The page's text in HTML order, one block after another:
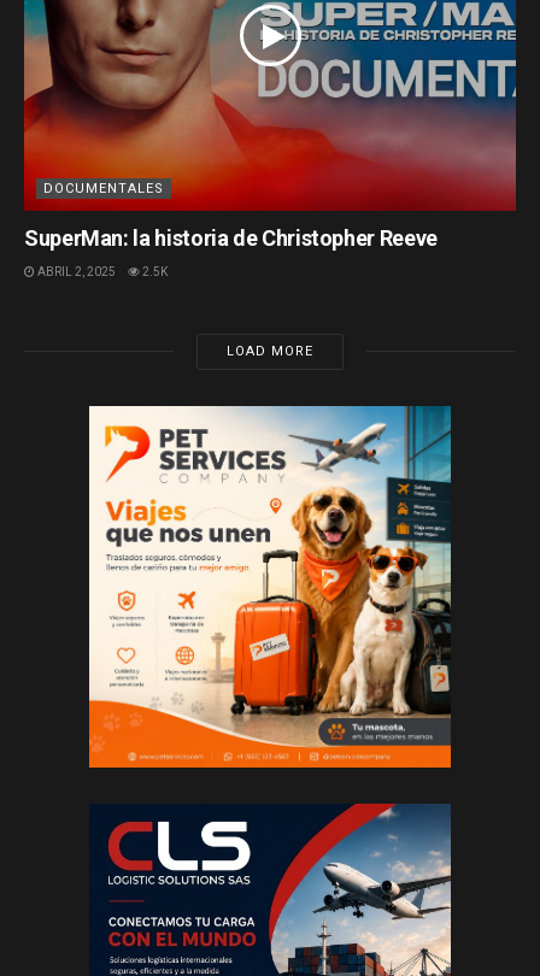
DOCUMENTALES
SuperMan: la historia de Christopher Reeve
ABRIL 2, 2025 2.5K
LOAD MORE